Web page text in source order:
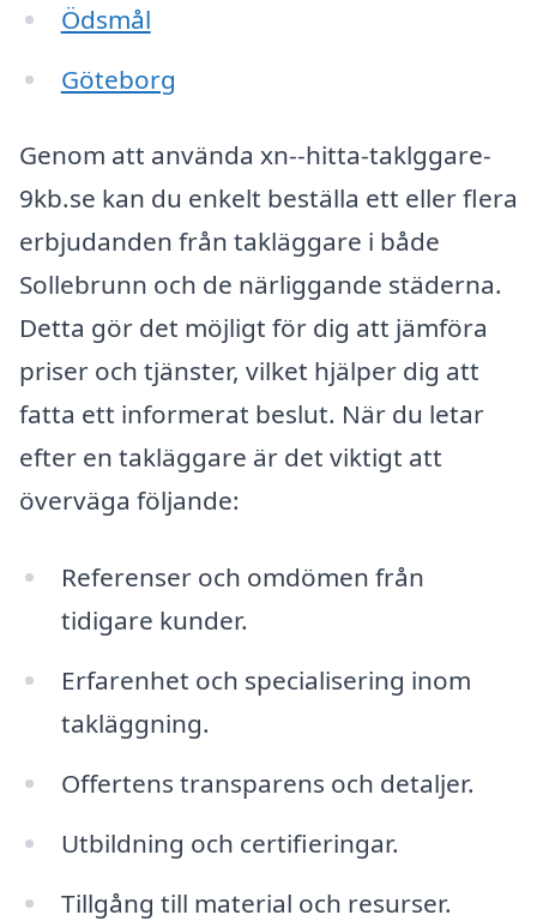
Ödsmål
Göteborg
Genom att använda xn--hitta-taklggare-
9kb.se kan du enkelt beställa ett eller flera
erbjudanden från takläggare i både
Sollebrunn och de närliggande städerna.
Detta gör det möjligt för dig att jämföra
priser och tjänster, vilket hjälper dig att
fatta ett informerat beslut. När du letar
efter en takläggare är det viktigt att
överväga följande:
Referenser och omdömen från
tidigare kunder.
Erfarenhet och specialisering inom
takläggning.
Offertens transparens och detaljer.
Utbildning och certifieringar.
Tillgång till material och resurser.